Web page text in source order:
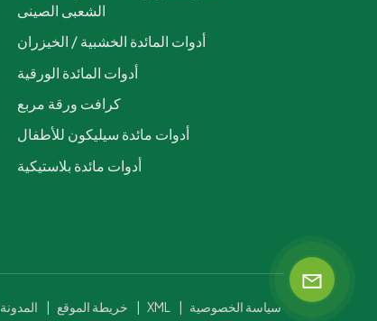
الشعبى الصينى
أدوات المائدة الخشبية / الخيزران
أدوات المائدة الورقية
كرافت ورقة مربع
أدوات مائدة سيليكون للأطفال
أدوات مائدة بلاستيكية
المدونة | خريطة الموقع | XML | سياسة الخصوصية